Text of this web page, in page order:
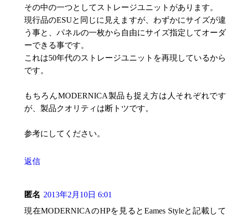
その中の一つとしてストレージユニットがあります。
現行品のESUと同じに見えますが、わずかにサイズが違
う事と、パネルの一枚から自由にサイズ指定してオーダ
ーできる事です。
これは50年代のストレージユニットを再現しているから
です。
もちろんMODERNICA製品も捉え方は人それぞれです
が、製品クオリティは断トツです。
参考にしてください。
返信
匿名 2013年2月10日 6:01
現在MODERNICAのHPを見るとEames Styleと記載して